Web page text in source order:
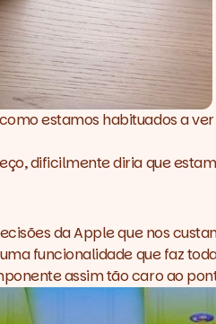
estamos habituados a
dificilmente diria que
da Apple que nos
funcionalidade que faz
assim tão caro ao